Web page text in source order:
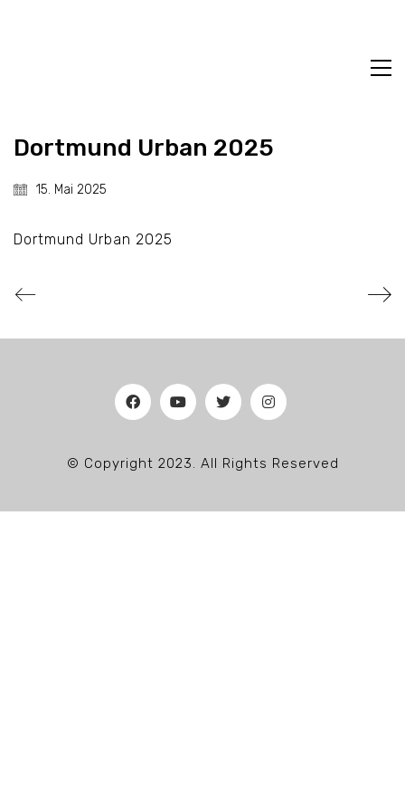
Dortmund Urban 2025
15. Mai 2025
Dortmund Urban 2025
© Copyright 2023. All Rights Reserved